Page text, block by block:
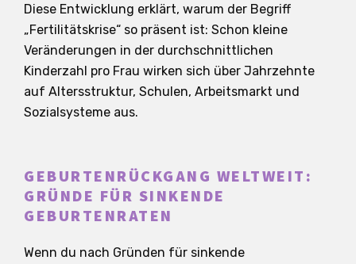
Diese Entwicklung erklärt, warum der Begriff
„Fertilitätskrise“ so präsent ist: Schon kleine
Veränderungen in der durchschnittlichen
Kinderzahl pro Frau wirken sich über Jahrzehnte
auf Altersstruktur, Schulen, Arbeitsmarkt und
Sozialsysteme aus.
GEBURTENRÜCKGANG WELTWEIT:
GRÜNDE FÜR SINKENDE
GEBURTENRATEN
Wenn du nach Gründen für sinkende